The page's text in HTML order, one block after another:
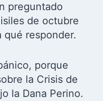
preguntado
de octubre
qué responder.
porque
la Crisis de
la Dana Perino.